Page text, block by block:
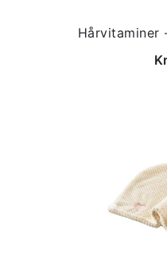
Hårvitaminer